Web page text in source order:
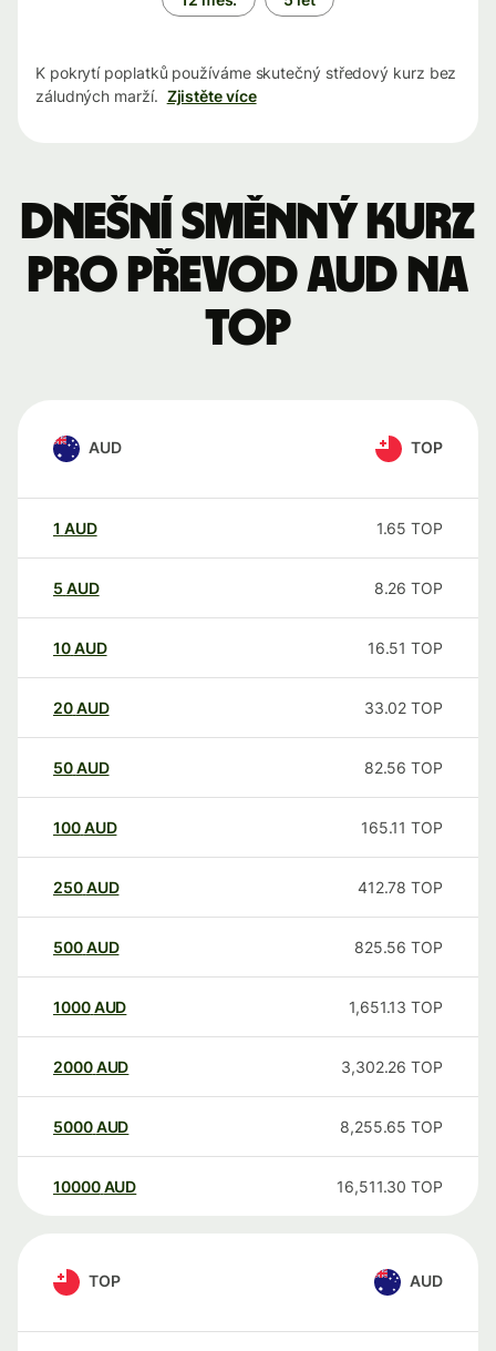
K pokrytí poplatků používáme skutečný středový kurz bez
záludných marží. Zjistěte více
Dnešní směnný kurz
pro převod AUD na
TOP
AUD TOP
1 AUD 1.65 TOP
5 AUD 8.26 TOP
10AUD 16.51 TOP
20AUD 33.02 TOP
50AUD 82.56 TOP
100AUD 165.11 TOP
250AUD 412.78 TOP
500AUD 825.56 TOP
1000AUD 1,651.13 TOP
2000AUD 3,302.26 TOP
5000AUD 8,255.65 TOP
10000 AUD 16,511.30 TOP
TOP AUD